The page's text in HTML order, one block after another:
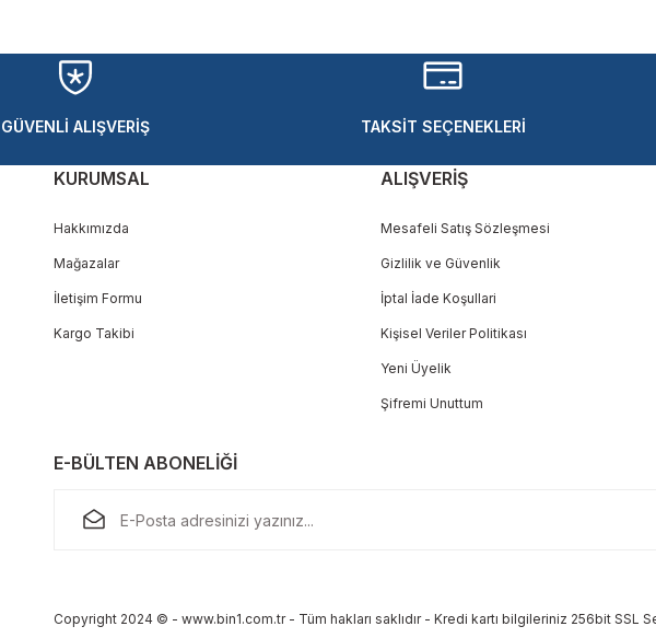
Yorum Yaz
GÜVENLİ ALIŞVERİŞ TAKSİT SEÇENEKLERİ
KURUMSAL
Hakkımızda
Mağazalar
İletişim Formu
Kargo Takibi
ALIŞVERİŞ
Mesafeli Satış Sözleşmesi
Gizlilik ve Güvenlik
İptal İade Koşullari
Kişisel Veriler Politikası
Yeni Üyelik
Şifremi Unuttum
E-BÜLTEN ABONELİĞİ
Copyright 2024 © - www.bin1.com.tr - Tüm hakları saklıdır - Kredi kartı bilgileriniz 256bit SSL